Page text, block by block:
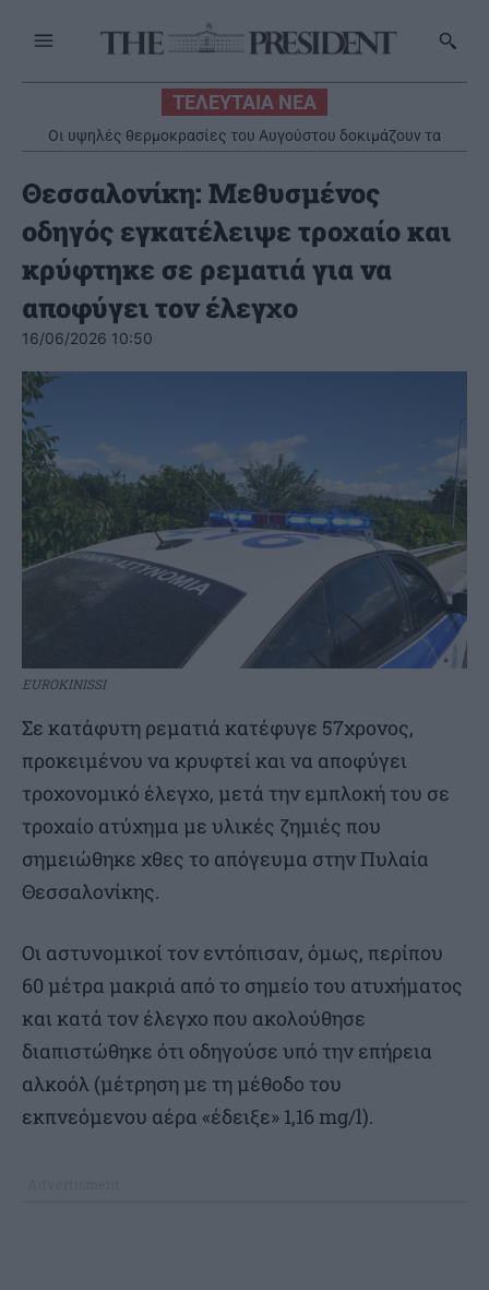
ΤΕΛΕΥΤΑΙΑ ΝΕΑ
Οι υψηλές θερμοκρασίες του Αυγούστου δοκιμάζουν τα
ελαστικά του αυτοκινήτου περισσότερο από κάθε άλλη εποχή
Θεσσαλονίκη: Μεθυσμένος
οδηγός εγκατέλειψε τροχαίο και
κρύφτηκε σε ρεματιά για να
αποφύγει τον έλεγχο
16/06/2026 10:50
EUROKINISSI
Σε κατάφυτη ρεματιά κατέφυγε 57χρονος,
προκειμένου να κρυφτεί και να αποφύγει
τροχονομικό έλεγχο, μετά την εμπλοκή του σε
τροχαίο ατύχημα με υλικές ζημιές που
σημειώθηκε χθες το απόγευμα στην Πυλαία
Θεσσαλονίκης.
Οι αστυνομικοί τον εντόπισαν, όμως, περίπου
60 μέτρα μακριά από το σημείο του ατυχήματος
και κατά τον έλεγχο που ακολούθησε
διαπιστώθηκε ότι οδηγούσε υπό την επήρεια
αλκοόλ (μέτρηση με τη μέθοδο του
εκπνεόμενου αέρα «έδειξε» 1,16 mg/l).